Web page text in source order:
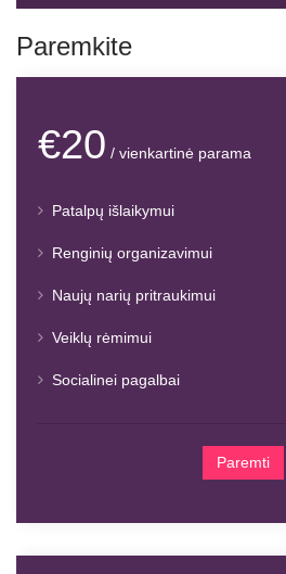
Paremkite
€20 / vienkartinė parama
Patalpų išlaikymui
Renginių organizavimui
Naujų narių pritraukimui
Veiklų rėmimui
Socialinei pagalbai
Paremti